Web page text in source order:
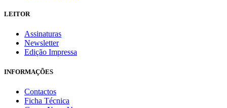
LEITOR
Assinaturas
Newsletter
Edição Impressa
INFORMAÇÕES
Contactos
Ficha Técnica